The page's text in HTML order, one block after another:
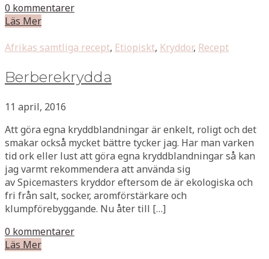
0 kommentarer
Läs Mer
Afrikas samtliga recept, Etiopiskt, Kryddor, Recept
Berberekrydda
11 april, 2016
Att göra egna kryddblandningar är enkelt, roligt och det
smakar också mycket bättre tycker jag. Har man varken
tid ork eller lust att göra egna kryddblandningar så kan
jag varmt rekommendera att använda sig
av Spicemasters kryddor eftersom de är ekologiska och
fri från salt, socker, aromförstärkare och
klumpförebyggande. Nu åter till […]
0 kommentarer
Läs Mer